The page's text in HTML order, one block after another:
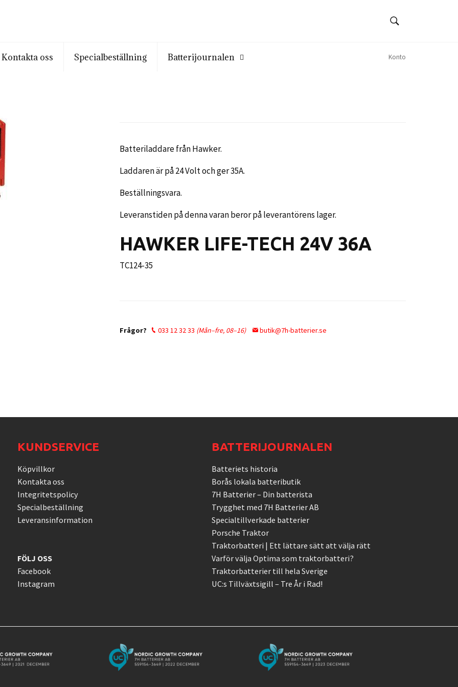
Kontakta oss Specialbeställning Batterijournalen Konto
Batteriladdare från Hawker.
Laddaren är på 24 Volt och ger 35A.
Beställningsvara.
Leveranstiden på denna varan beror på leverantörens lager.
HAWKER LIFE-TECH 24V 36A
TC124-35
Frågor? 033 12 32 33 (Mån–fre, 08–16) butik@7h-batterier.se
KUNDSERVICE
Köpvillkor
Kontakta oss
Integritetspolicy
Specialbeställning
Leveransinformation
FÖLJ OSS
Facebook
Instagram
BATTERIJOURNALEN
Batteriets historia
Borås lokala batteributik
7H Batterier – Din batterista
Trygghet med 7H Batterier AB
Specialtillverkade batterier
Porsche Traktor
Traktorbatteri | Ett lättare sätt att välja rätt
Varför välja Optima som traktorbatteri?
Traktorbatterier till hela Sverige
UC:s Tillväxtsigill – Tre År i Rad!